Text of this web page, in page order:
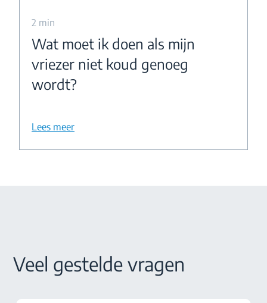
2 min
Wat moet ik doen als mijn
vriezer niet koud genoeg
wordt?
Lees meer
Veel gestelde vragen